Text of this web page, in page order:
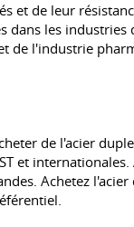
et de leur
dans les
de l'industrie
de l'acier
et
Achetez